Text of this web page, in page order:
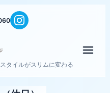
タイルがスリムに変わる